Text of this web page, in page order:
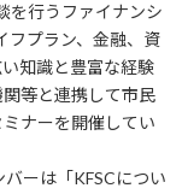
を行うファイナンシ
フプラン、金融、資
知識と豊富な経験
等と連携して市民
ナーを開催してい
ーは「KFSCについ